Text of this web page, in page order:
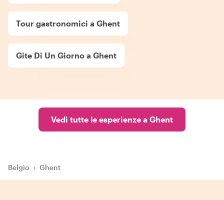
Tour gastronomici a Ghent
Gite Di Un Giorno a Ghent
Vedi tutte le esperienze a Ghent
Belgio › Ghent